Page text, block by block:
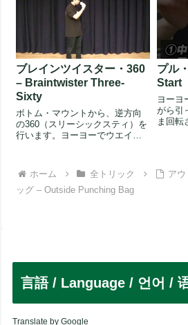
ブレインツイスター・360
– Braintwister Three-
Sixty
ボトム・マウントから、逆方向
の360（スリーシックスティ）を
行います。ヨーヨーでウエイト
プル
Start
ヨーヨ
がら引
ま回転
ホーム 全トリック
ア
ッグ – Outside Punching Bag
言語 / Language / 언어 /
Translate by Google